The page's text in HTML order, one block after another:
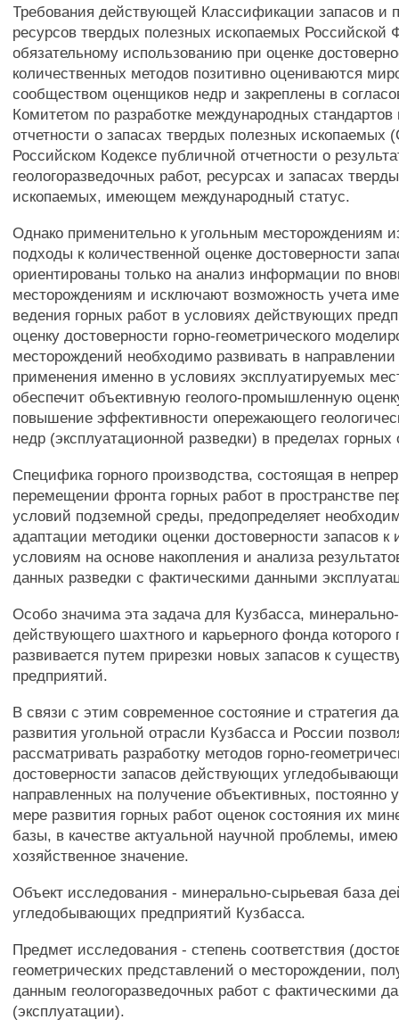
Требования действующей Классификации запасов и
ресурсов твердых полезных ископаемых Российской
обязательному использованию при оценке
количественных методов позитивно оцениваются
сообществом оценщиков недр и закреплены в
Комитетом по разработке международных стандартов
отчетности о запасах твердых полезных
Российском Кодексе публичной отчетности о
геологоразведочных работ, ресурсах и запасах
ископаемых, имеющем международный статус.
Однако применительно к угольным месторождениям
подходы к количественной оценке достоверности
ориентированы только на анализ информации по
месторождениям и исключают возможность учета
ведения горных работ в условиях действующих
оценку достоверности горно-геометрического
месторождений необходимо развивать в
применения именно в условиях эксплуатируемых
обеспечит объективную геолого-промышленную
повышение эффективности опережающего
недр (эксплуатационной разведки) в пределах горных
Специфика горного производства, состоящая в
перемещении фронта горных работ в пространстве
условий подземной среды, предопределяет
адаптации методики оценки достоверности запасов
условиям на основе накопления и анализа
данных разведки с фактическими данными
Особо значима эта задача для Кузбасса,
действующего шахтного и карьерного фонда
развивается путем прирезки новых запасов к
предприятий.
В связи с этим современное состояние и стратегия
развития угольной отрасли Кузбасса и России
рассматривать разработку методов горно-
достоверности запасов действующих
направленных на получение объективных, постоянно
мере развития горных работ оценок состояния их
базы, в качестве актуальной научной проблемы,
хозяйственное значение.
Объект исследования - минерально-сырьевая база
угледобывающих предприятий Кузбасса.
Предмет исследования - степень соответствия
геометрических представлений о месторождении,
данным геологоразведочных работ с фактическими
(эксплуатации).